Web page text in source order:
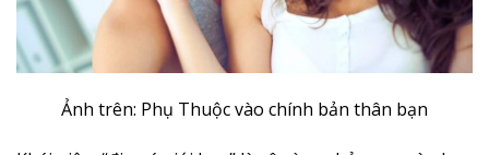
Ảnh trên: Phụ Thuộc vào chính bản thân bạn